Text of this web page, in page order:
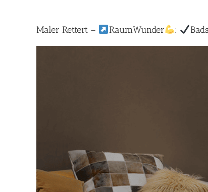
Maler Rettert – RaumWunder :